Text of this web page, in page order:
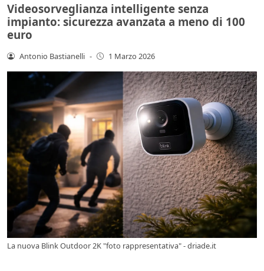
Videosorveglianza intelligente senza
impianto: sicurezza avanzata a meno di 100
euro
Antonio Bastianelli - 1 Marzo 2026
La nuova Blink Outdoor 2K "foto rappresentativa" - driade.it